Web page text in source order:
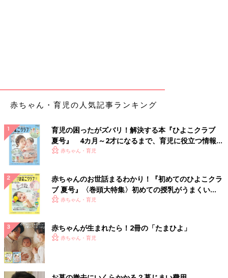
赤ちゃん・育児の人気記事ランキング
育児の困ったがズバリ！解決する本『ひよこクラブ
夏号』 4カ月～2才になるまで、育児に役立つ情報が
いっぱい！
赤ちゃん・育児
赤ちゃんのお世話まるわかり！『初めてのひよこクラ
ブ 夏号』〈巻頭大特集〉初めての授乳がうまくい
く！ おっぱい・ミルクの基本と夏のトラブル 解決テ
赤ちゃん・育児
赤ちゃんが生まれたら！2冊の「たまひよ」
赤ちゃん・育児